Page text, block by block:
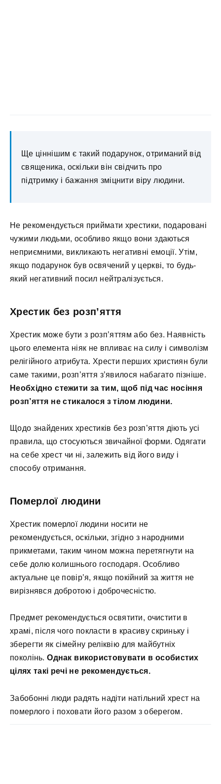
Ще ціннішим є такий подарунок, отриманий від
священика, оскільки він свідчить про
підтримку і бажання зміцнити віру людини.
Не рекомендується приймати хрестики, подаровані
чужими людьми, особливо якщо вони здаються
неприємними, викликають негативні емоції. Утім,
якщо подарунок був освячений у церкві, то будь-
який негативний посил нейтралізується.
Хрестик без розп’яття
Хрестик може бути з розп’яттям або без. Наявність
цього елемента ніяк не впливає на силу і символізм
релігійного атрибута. Хрести перших християн були
саме такими, розп’яття з’явилося набагато пізніше.
Необхідно стежити за тим, щоб під час носіння
розп’яття не стикалося з тілом людини.
Щодо знайдених хрестиків без розп’яття діють усі
правила, що стосуються звичайної форми. Одягати
на себе хрест чи ні, залежить від його виду і
способу отримання.
Померлої людини
Хрестик померлої людини носити не
рекомендується, оскільки, згідно з народними
прикметами, таким чином можна перетягнути на
себе долю колишнього господаря. Особливо
актуальне це повір’я, якщо покійний за життя не
вирізнявся добротою і доброчесністю.
Предмет рекомендується освятити, очистити в
храмі, після чого покласти в красиву скриньку і
зберегти як сімейну реліквію для майбутніх
поколінь.Однак використовувати в особистих
цілях такі речі не рекомендується.
Забобонні люди радять надіти натільний хрест на
померлого і поховати його разом з оберегом.